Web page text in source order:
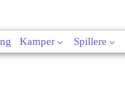
Kamper Spillere